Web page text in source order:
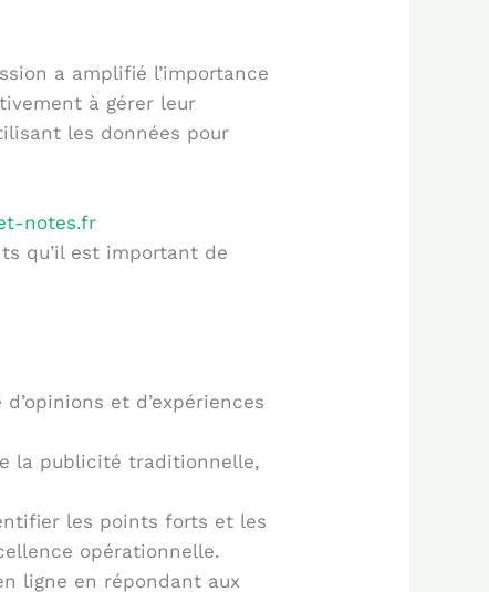
a amplifié l’importance
à gérer leur
les données pour
notes.fr
qu’il est important de
et d’expériences
la publicité traditionnelle,
les points forts et les
opérationnelle.
ligne en répondant aux